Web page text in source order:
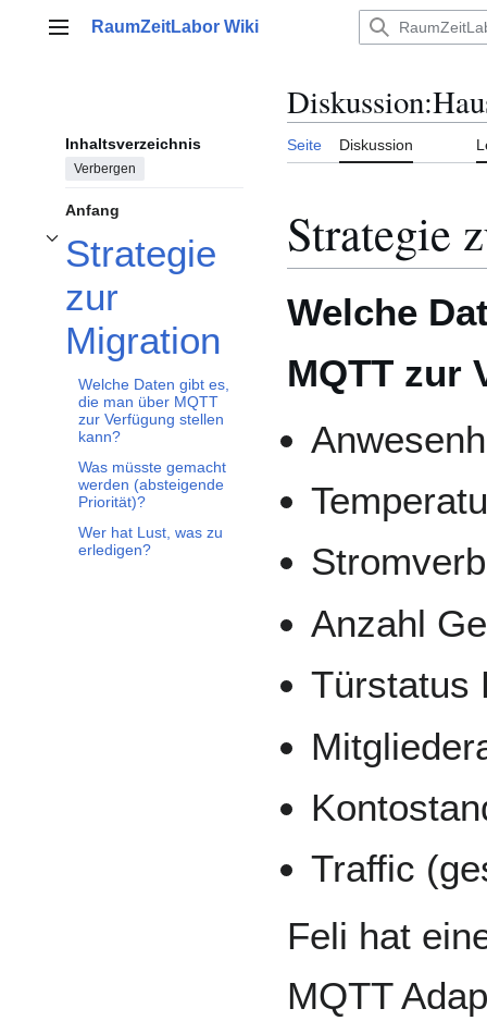
Hauptmenü
RaumZeitLabor Wiki
Inhaltsverzeichnis
Verbergen
Anfang
Strategie
zur
Migration
Unterabschnitt Strategie zur Migration umschalten
Welche Daten gibt es,
die man über MQTT
zur Verfügung stellen
kann?
Was müsste gemacht
werden (absteigende
Priorität)?
Wer hat Lust, was zu
erledigen?
Diskussion:
Seite Diskussion
Strategie
Welche
MQTT zur
Anzahl
Türstatus
Traffic
Feli hat
MQTT